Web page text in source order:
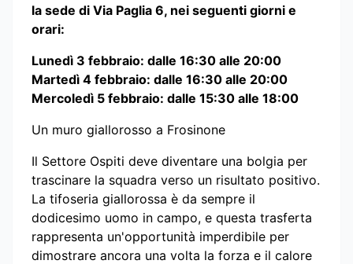
la sede di Via Paglia 6, nei seguenti giorni e
orari:
Lunedì 3 febbraio: dalle 16:30 alle 20:00
Martedì 4 febbraio: dalle 16:30 alle 20:00
Mercoledì 5 febbraio: dalle 15:30 alle 18:00
Un muro giallorosso a Frosinone
Il Settore Ospiti deve diventare una bolgia per
trascinare la squadra verso un risultato positivo.
La tifoseria giallorossa è da sempre il
dodicesimo uomo in campo, e questa trasferta
rappresenta un'opportunità imperdibile per
dimostrare ancora una volta la forza e il calore